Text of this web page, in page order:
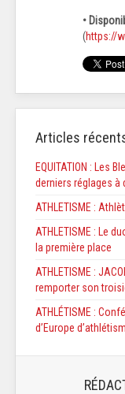
•
(https://
Articles
EQUITATION : Les
derniers réglages à
ATHLETISME :
ATHLETISME : Le
la première place
ATHLETISME :
remporter son
ATHLÉTISME :
d’Europe